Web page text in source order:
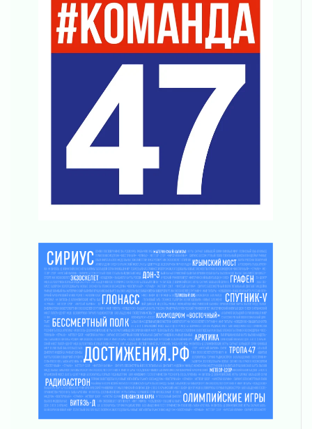
граждан Ленинградской области
02 августа 2026
Готовность №1
Километровые столбы «Дороги жизни»
отправили на реставрацию
02 августа 2026
Ленобласть внедрила передовую подготовку
операторов БПЛА
В Ивангороде появилась «Избушка-
02 августа 2026
01 августа 2026
Лето катится с горки
01 августа 2026
В Ленобласти открылась экспозиция к 150-
летию Билибина
01 августа 2026
Лето без гаджетов
01 августа 2026
Болезнь девственниц и вампиров
01 августа 2026
Безмолвный крик о помощи
01 августа 2026